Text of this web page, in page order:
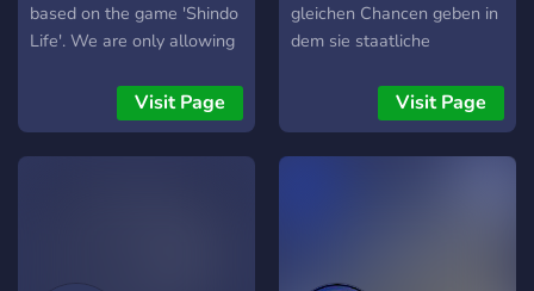
based on the game 'Shindo
Life'. We are only allowing
group. We'd love to see
you come join us! ----------:
<>:----------
Visit Page
gleichen Chancen geben in
dem sie staatliche
Firma oder ihr Gewerbe
bekommen können.
Visit Page